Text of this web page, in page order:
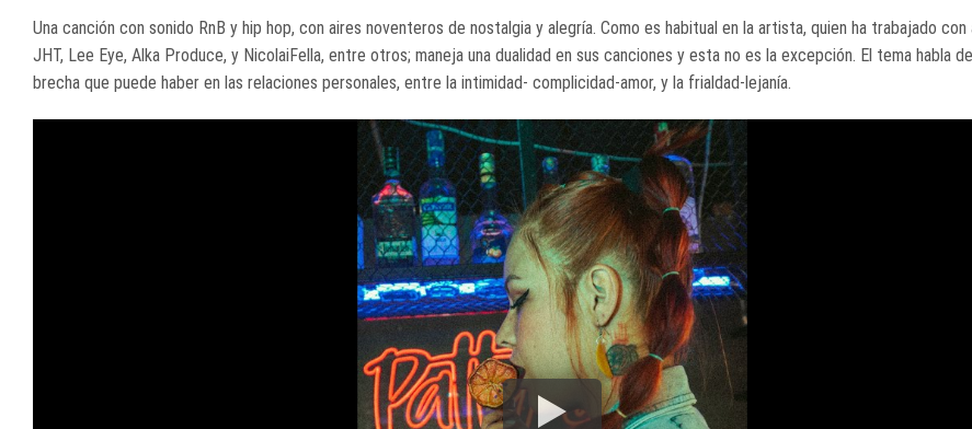
Una canción con sonido RnB y hip hop, con aires noventeros de nostalgia y alegría. Como es habitual en la artista, quien ha trabajado
JHT, Lee Eye, Alka Produce, y NicolaiFella, entre otros; maneja una dualidad en sus canciones y esta no es la excepción. El tema habla
brecha que puede haber en las relaciones personales, entre la intimidad- complicidad-amor, y la frialdad-lejanía.